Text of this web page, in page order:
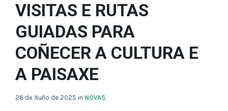
VISITAS E RUTAS
GUIADAS PARA
COÑECER A CULTURA E
A PAISAXE
26 de Xuño de 2025 in NOVAS